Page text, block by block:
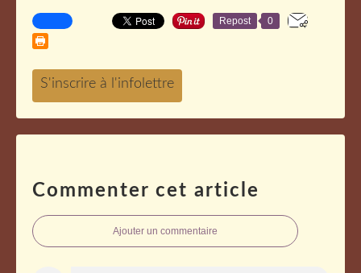
Repost 0
Commenter cet article
Ajouter un commentaire